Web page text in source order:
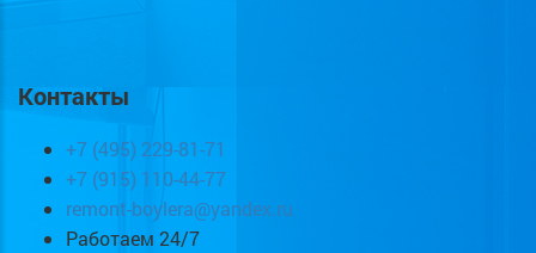
Контакты
+7 (495) 229-81-71
+7 (915) 110-44-77
remont-boylera@yandex.ru
Работаем 24/7